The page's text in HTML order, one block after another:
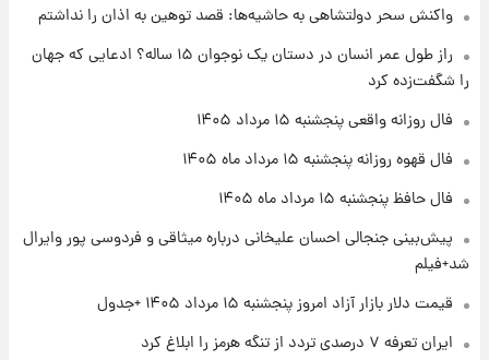
فال قهوه روزانه پنجشنبه ۱۵ مرداد ماه ۱۴۰۵
فال روزانه واقعی پنجشنبه ۱۵ مرداد ۱۴۰۵
۱ روز پیش
۱ روز پیش
واکنش سحر دولتشاهی به حاشیه‌ها: قصد توهین به اذان را نداشتم
راز طول عمر انسان در دستان یک نوجوان ۱۵ ساله؟ ادعایی که جهان
را شگفت‌زده کرد
فال روزانه واقعی پنجشنبه ۱۵ مرداد ۱۴۰۵
فال قهوه روزانه پنجشنبه ۱۵ مرداد ماه ۱۴۰۵
فال حافظ پنجشنبه ۱۵ مرداد ماه ۱۴۰۵
پیش‌بینی جنجالی احسان علیخانی درباره میثاقی و فردوسی پور وایرال
شد+فیلم
قیمت دلار بازار آزاد امروز پنجشنبه ۱۵ مرداد ۱۴۰۵ +جدول
ایران تعرفه ۷ درصدی تردد از تنگه هرمز را ابلاغ کرد